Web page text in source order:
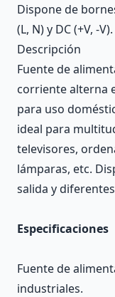
Dispone de
(L, N) y DC (+V, -V).
Descripción
Fuente de
corriente alterna
para uso
ideal para
televisores,
lámparas, etc.
salida y
Especificaciones
Fuente de
industriales.